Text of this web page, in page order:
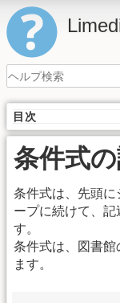
目次
条件式
条件式は、先頭に
ープに続けて、記
す。
条件式は、図書館
ます。